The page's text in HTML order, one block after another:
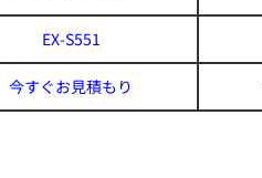
EX-S551
今すぐお見積もり